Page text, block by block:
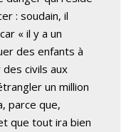
: soudain, il
« il y a un
des enfants à
civils aux
un million
parce que,
que tout ira bien